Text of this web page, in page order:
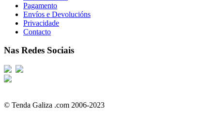
Pagamento
Envíos e Devolucións
Privacidade
Contacto
Nas Redes Sociais
© Tenda Galiza .com 2006-2023